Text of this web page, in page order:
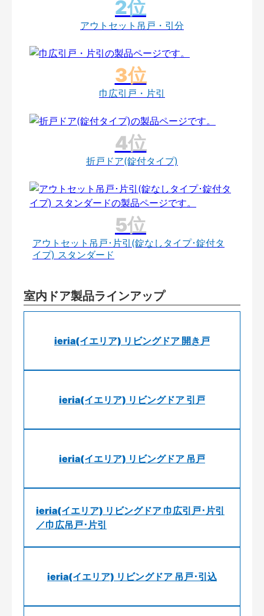
アウトセット吊戸・引分
巾広引戸・片引
折戸ドア(錠付タイプ)
アウトセット吊戸･片引(錠なしタイプ･錠付タ
イプ) スタンダード
室内ドア製品ラインアップ
ieria(イエリア) リビングドア 開き戸
ieria(イエリア) リビングドア 引戸
ieria(イエリア) リビングドア 吊戸
ieria(イエリア) リビングドア 巾広引戸･片引
／巾広吊戸･片引
ieria(イエリア) リビングドア 吊戸･引込